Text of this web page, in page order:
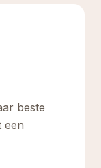
beste
een